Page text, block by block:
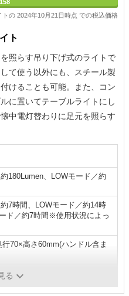
の 2024年10月21日時点 での税込価格
ト
照らす吊り下げ式のライトで
て使う以外にも、スチール製
けることも可能。また、コン
に置いてテーブルライトにし
中電灯替わりに足元を照らす
180Lumen、LOWモード／約
7時間、LOWモード／約14時
ド／約7時間※使用状況によっ
行70×高さ60mm(ハンドル含ま
体のみ）
る